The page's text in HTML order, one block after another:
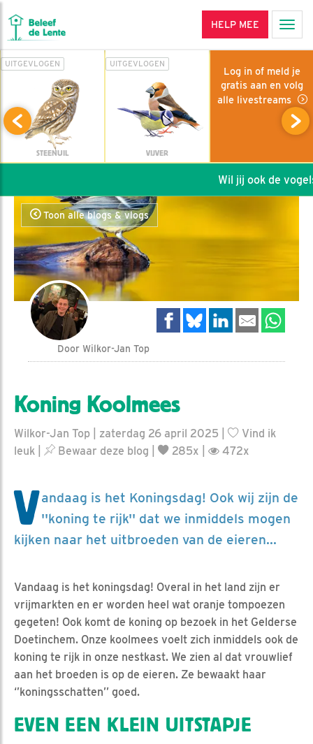
HELP MEE
UITGEVLOGEN
STEENUIL
UITGEVLOGEN
VIJVER
Log in of meld je
gratis aan en volg
alle livestreams
Wil jij ook de
Toon alle blogs & vlogs
Door Wilkor-Jan Top
Koning Koolmees
Wilkor-Jan Top | zaterdag 26 april 2025 |
Vind ik
leuk
Bewaar deze blog 285x | 472x
Vandaag is het Koningsdag! Ook wij zijn de
''koning te rijk'' dat we inmiddels mogen
kijken naar het uitbroeden van de eieren...
Vandaag is het koningsdag! Overal in het land zijn er
vrijmarkten en er worden heel wat oranje tompoezen
gegeten! Ook komt de koning op bezoek in het Gelderse
Doetinchem. Onze koolmees voelt zich inmiddels ook de
koning te rijk in onze nestkast. We zien al dat vrouwlief
aan het broeden is op de eieren. Ze bewaakt haar
‘’koningsschatten’’ goed.
EVEN EEN KLEIN UITSTAPJE